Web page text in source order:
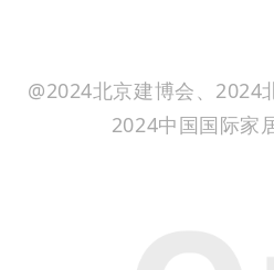
@2024北京建博会、2024
2024中国国际家